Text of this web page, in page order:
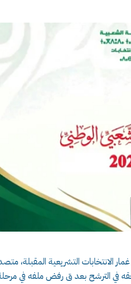
التشريعية المقبلة،
في الترشح بعد ق رفض ملفه في